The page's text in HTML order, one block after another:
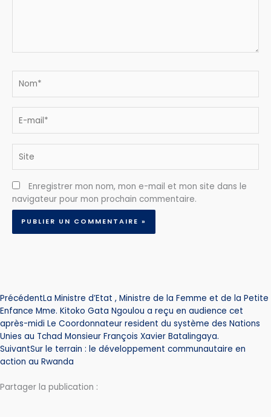
mail*
Enregistrer mon nom, mon e-mail et mon site dans le
navigateur pour mon prochain commentaire.
Prev
PrécédentLa Ministre d’Etat , Ministre de la Femme et de la Petite
Enfance Mme. Kitoko Gata Ngoulou a reçu en audience cet
après-midi Le Coordonnateur resident du système des Nations
Unies au Tchad Monsieur François Xavier Batalingaya.
SuivantSur le terrain : le développement communautaire en
action au Rwanda
Next
Partager la publication :